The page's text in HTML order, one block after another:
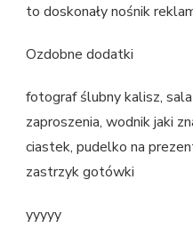
to doskonały nośnik
Ozdobne dodatki
fotograf ślubny kalisz,
zaproszenia, wodnik jaki
ciastek, pudelko na
zastrzyk gotówki
yyyyy